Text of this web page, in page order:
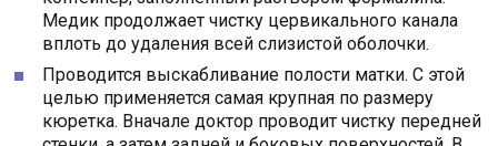
Медик продолжает чистку цервикального канала
вплоть до удаления всей слизистой оболочки.
Проводится выскабливание полости матки. С этой
целью применяется самая крупная по размеру
кюретка. Вначале доктор проводит чистку передней